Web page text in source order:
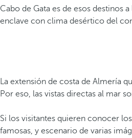
Cabo de Gata es de esos destinos
enclave con clima desértico del
La extensión de costa de Almería
Por eso, las vistas directas al mar
Si los visitantes quieren conocer
famosas, y escenario de varias